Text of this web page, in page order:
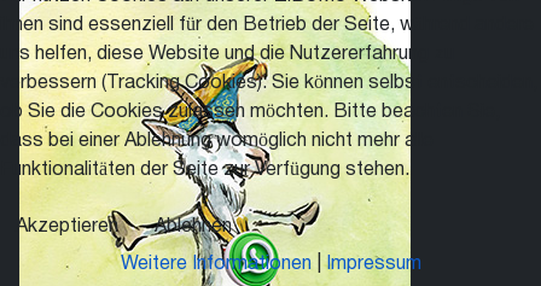
ihnen sind essenziell für den Betrieb der Seite, während andere
uns helfen, diese Website und die Nutzererfahrung zu
verbessern (Tracking Cookies). Sie können selbst entscheiden,
ob Sie die Cookies zulassen möchten. Bitte beachten Sie,
dass bei einer Ablehnung womöglich nicht mehr alle
Funktionalitäten der Seite zur Verfügung stehen.
Akzeptieren Ablehnen
Weitere Informationen|Impressum